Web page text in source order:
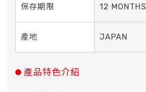
保存期限 12 MONTHS
產地 JAPAN
產品特色介紹